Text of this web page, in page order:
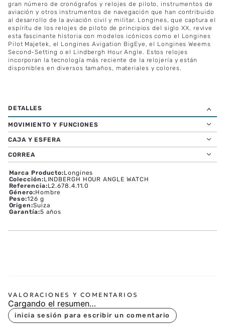
gran número de cronógrafos y relojes de piloto, instrumentos de
aviación y otros instrumentos de navegación que han contribuido
al desarrollo de la aviación civil y militar. Longines, que captura el
espíritu de los relojes de piloto de principios del siglo XX, revive
esta fascinante historia con modelos icónicos como el Longines
Pilot Majetek, el Longines Avigation BigEye, el Longines Weems
Second-Setting o el Lindbergh Hour Angle. Estos relojes
incorporan la tecnología más reciente de la relojería y están
disponibles en diversos tamaños, materiales y colores.
MOVIMIENTO Y FUNCIONES
CAJA Y ESFERA
CORREA
Marca Producto:Longines
Colección:LINDBERGH HOUR ANGLE WATCH
Referencia:L2.678.4.11.0
Género:Hombre
Peso:126 g
Origen:Suiza
Garantía:5 años
Cargando el resumen…